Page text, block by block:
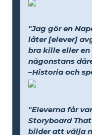
"Jag gör en
låter [elever]
bra kille eller
någonstans
–Historia och
"Eleverna får
Storyboard
bilder att välja